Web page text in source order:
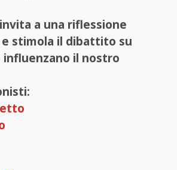
a una riflessione
stimola il dibattito su
il nostro